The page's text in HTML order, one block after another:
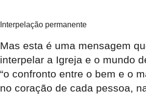
Interpelação permanente
Mas esta é uma mensagem
interpelar a Igreja e o mundo
“o confronto entre o bem e o
no coração de cada pessoa,